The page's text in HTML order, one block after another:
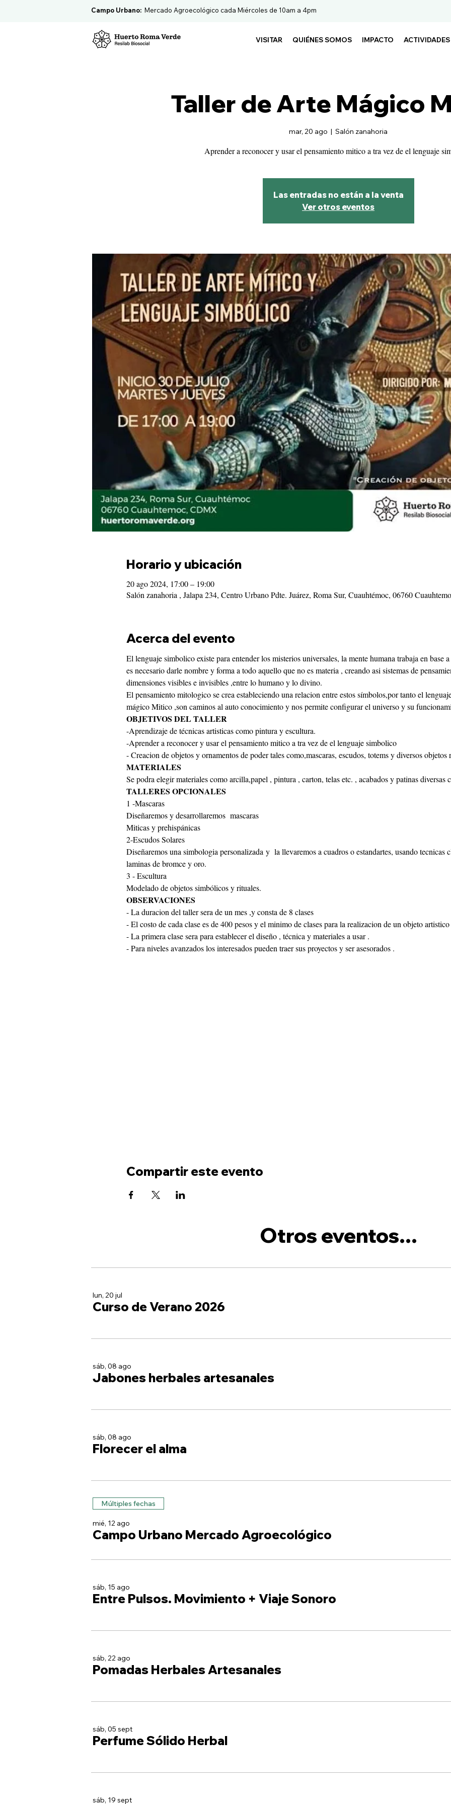
Campo Urbano: Mercado Agroecológico cada Miércoles de 10am a 4pm
VISITAR QUIÉNES SOMOS IMPACTO ACTIVIDADES
Taller de Arte Mágico
mar, 20 ago
  |
Salón zanahoria
Aprender a reconocer y usar el pensamiento mitico a tra vez de el lenguaje
Las entradas no están a la venta
Ver otros eventos
Horario y ubicación
20 ago 2024, 17:00 – 19:00
Salón zanahoria , Jalapa 234, Centro Urbano Pdte. Juárez, Roma Sur, Cuauhtémoc, 06760
Acerca del evento
El lenguaje simbolico existe para entender los misterios universales, la mente humana trabaja en base
es necesario darle nombre y forma a todo aquello que no es materia , creando asi sistemas de
dimensiones visibles e invisibles ,entre lo humano y lo divino.
El pensamiento mitologico se crea estableciendo una relacion entre estos símbolos,por tanto el
mágico Mitico ,son caminos al auto conocimiento y nos permite configurar el universo y su
OBJETIVOS DEL TALLER
-Aprendizaje de técnicas artisticas como pintura y escultura.
-Aprender a reconocer y usar el pensamiento mitico a tra vez de el lenguaje simbolico
- Creacion de objetos y ornamentos de poder tales como,mascaras, escudos, totems y diversos objetos
MATERIALES
Se podra elegir materiales como arcilla,papel , pintura , carton, telas etc. , acabados y patinas diversas
TALLERES OPCIONALES
1 -Mascaras
Diseñaremos y desarrollaremos  mascaras
Miticas y prehispánicas
2-Escudos Solares
Diseñaremos una simbologia personalizada y  la llevaremos a cuadros o estandartes, usando tecnicas
laminas de bromce y oro.
3 - Escultura
Modelado de objetos simbólicos y rituales.
OBSERVACIONES
- La duracion del taller sera de un mes ,y consta de 8 clases
- El costo de cada clase es de 400 pesos y el minimo de clases para la realizacion de un objeto artistico
- La primera clase sera para establecer el diseño , técnica y materiales a usar .
- Para niveles avanzados los interesados pueden traer sus proyectos y ser asesorados .
Compartir este evento
Otros eventos...
lun, 20 jul
Curso de Verano 2026
sáb, 08 ago
Jabones herbales artesanales
sáb, 08 ago
Florecer el alma
Múltiples fechas
mié, 12 ago
Campo Urbano Mercado Agroecológico
sáb, 15 ago
Entre Pulsos. Movimiento + Viaje Sonoro
sáb, 22 ago
Pomadas Herbales Artesanales
sáb, 05 sept
Perfume Sólido Herbal
sáb, 19 sept